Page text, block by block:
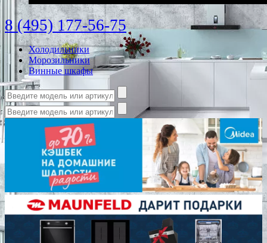
8 (495) 177-56-75
Холодильники
Морозильники
Винные шкафы